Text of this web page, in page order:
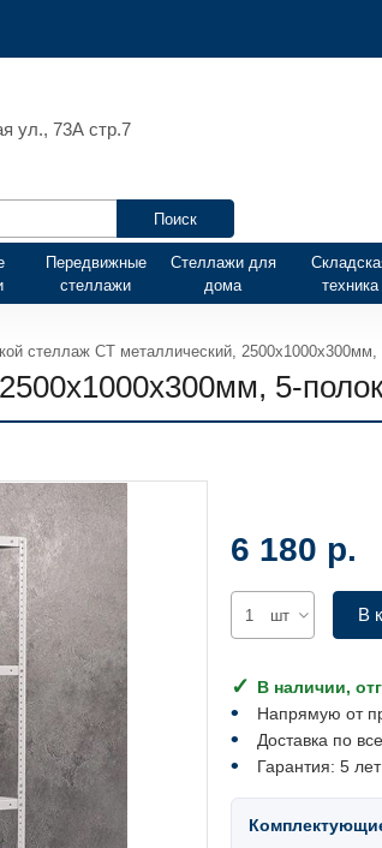
ул., 73А стр.7
Передвижные
стеллажи
Стеллажи для
дома
техника
стеллаж СТ металлический, 2500х1000х300мм,
5-полок
6 180 р.
шт В
В наличии,
Напрямую от
Доставка по
Гарантия: 5 лет